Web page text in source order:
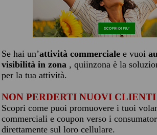
Se hai un’attività commerciale e vuoi
visibilità in zona , quiinzona è la
per la tua attività.
NON PERDERTI NUOVI CLIENTI
Scopri come puoi promuovere i tuoi
commerciali e coupon verso i
direttamente sul loro cellulare.